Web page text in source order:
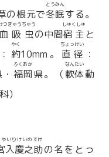
の根元で冬眠
とうみん
する。
吸虫
つきゅうちゅう
の中間宿主
しゅくしゅ
と
： 約
やく
10mm。 直径
ちょっけい
：
福岡
ふくおか
県。（ 軟体
なんたい
動
）
入慶之助
やいりけいのすけ
の名をとっ